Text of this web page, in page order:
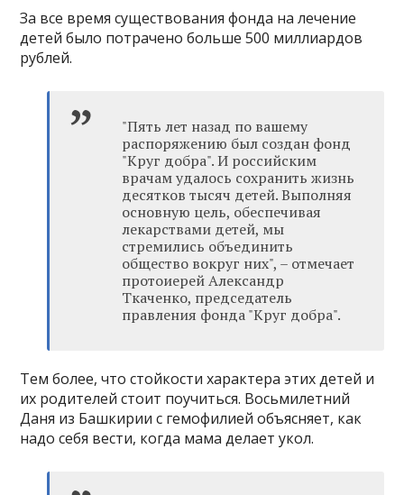
За все время существования фонда на лечение
детей было потрачено больше 500 миллиардов
рублей.
"Пять лет назад по вашему
распоряжению был создан фонд
"Круг добра". И российским
врачам удалось сохранить жизнь
десятков тысяч детей. Выполняя
основную цель, обеспечивая
лекарствами детей, мы
стремились объединить
общество вокруг них", – отмечает
протоиерей Александр
Ткаченко, председатель
правления фонда "Круг добра".
Тем более, что стойкости характера этих детей и
их родителей стоит поучиться. Восьмилетний
Даня из Башкирии с гемофилией объясняет, как
надо себя вести, когда мама делает укол.